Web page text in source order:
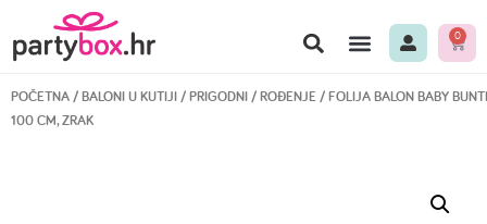
0
POČETNA/BALONI U KUTIJI/PRIGODNI/ROĐENJE/ FOLIJA BALON BABY
100 CM, ZRAK